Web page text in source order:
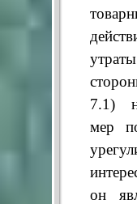
7.1)
мер
он